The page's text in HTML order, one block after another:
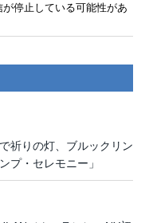
停止している可能性があ
祈りの灯、ブルックリン
プ・セレモニー」